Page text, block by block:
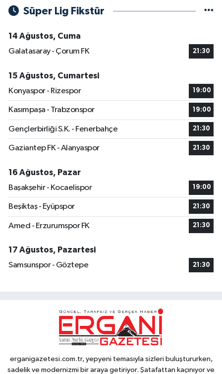
Süper Lig Fikstür
14 Ağustos, Cuma
Galatasaray - Çorum FK
21:30
15 Ağustos, Cumartesi
Konyaspor - Rizespor
19:00
Kasımpaşa - Trabzonspor 19:00
Gençlerbirliği S.K. - Fenerbahçe 21:30
Gaziantep FK - Alanyaspor 21:30
16 Ağustos, Pazar
Başakşehir - Kocaelispor
19:00
Beşiktaş - Eyüpspor 21:30
Amed - Erzurumspor FK 21:30
17 Ağustos, Pazartesi
Samsunspor - Göztepe
21:30
erganigazetesi.com.tr, yepyeni temasıyla sizleri buluştururken,
sadelik ve modernizmi bir araya getiriyor. Şatafattan kaçınıyor ve